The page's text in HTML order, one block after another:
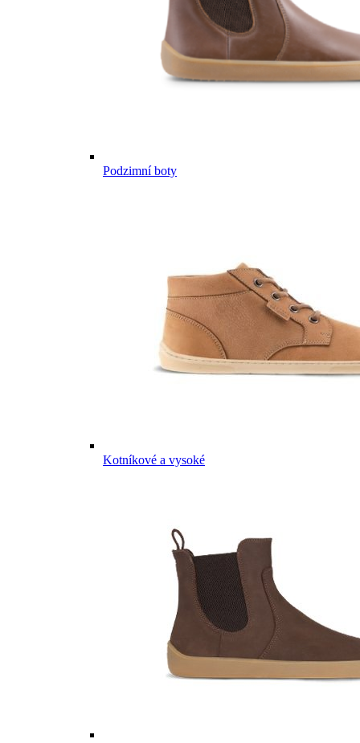
Podzimní boty
Kotníkové a vysoké